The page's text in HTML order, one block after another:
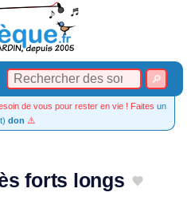
de vous pour rester en vie ! Faites un
don ⚠️
forts longs